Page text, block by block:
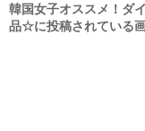
韓国女子オススメ！ダ
品☆に投稿されている